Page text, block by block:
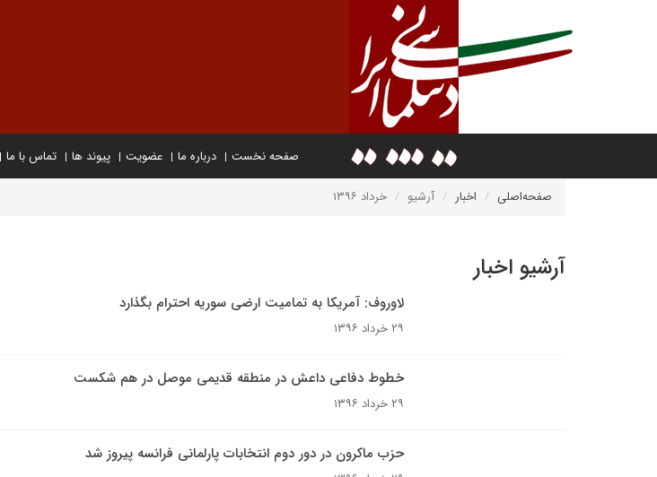
صفحه نخست درباره ما عضویت پیوند ها تماس با ما
صفحه‌اصلی اخبار آرشیو خرداد ۱۳۹۶
آرشیو اخبار
لاوروف: آمریکا به تمامیت ارضی سوریه احترام بگذارد
۲۹ خرداد ۱۳۹۶
خطوط دفاعی داعش در منطقه قدیمی موصل در هم شکست
۲۹ خرداد ۱۳۹۶
حزب ماکرون در دور دوم انتخابات پارلمانی فرانسه پیروز شد